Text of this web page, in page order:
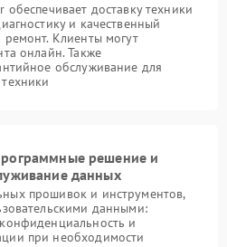
доставку техники
и качественный
Клиенты могут
онлайн. Также
обслуживание для
решение и
данных
прошивок и инструментов,
данными:
и
при необходимости